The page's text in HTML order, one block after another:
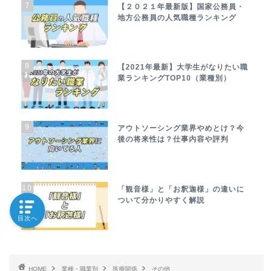
7
【２０２１年最新版】国家公務員・
地方公務員の人気職種ランキング
8
【2021年最新】大学生がなりたい職
業ランキングTOP10（業種別）
9
アウトソーシング業界やめとけ？今
後の将来性は？仕事内容や評判
10
「観音様」と「お釈迦様」の違いに
ついて分かりやすく解説
HOME 業種・職業別 医療関係 その他
目次へ